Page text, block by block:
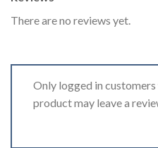
There are no reviews yet.
Only logged in
product may leave a